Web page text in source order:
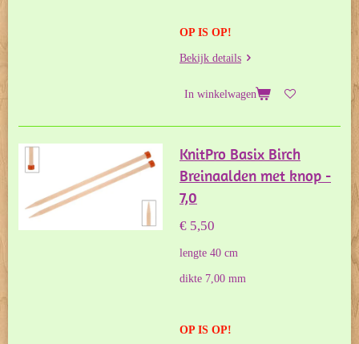
OP IS OP!
Bekijk details
In winkelwagen
KnitPro Basix Birch
Breinaalden met knop -
7,0
€ 5,50
lengte 40 cm
dikte 7,00 mm
OP IS OP!